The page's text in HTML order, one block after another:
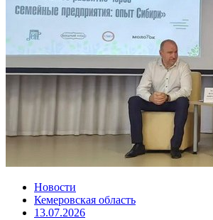
Новости
Кемеровская область
13.07.2026